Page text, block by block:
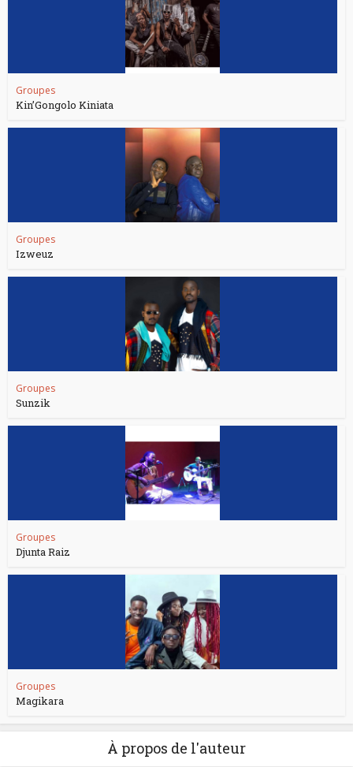
Groupes
Kin’Gongolo Kiniata
Groupes
Izweuz
Groupes
Sunzik
Groupes
Djunta Raiz
Groupes
Magikara
À propos de l'auteur